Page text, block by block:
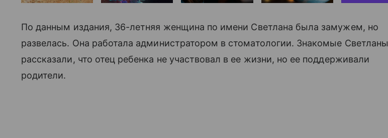
По данным издания, 36-летняя женщина по имени Светлана была замужем, но
развелась. Она работала администратором в стоматологии. Знакомые Светланы
рассказали, что отец ребенка не участвовал в ее жизни, но ее поддерживали
родители.